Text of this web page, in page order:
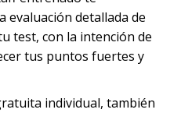
evaluación detallada de
test, con la intención de
tus puntos fuertes y
individual, también